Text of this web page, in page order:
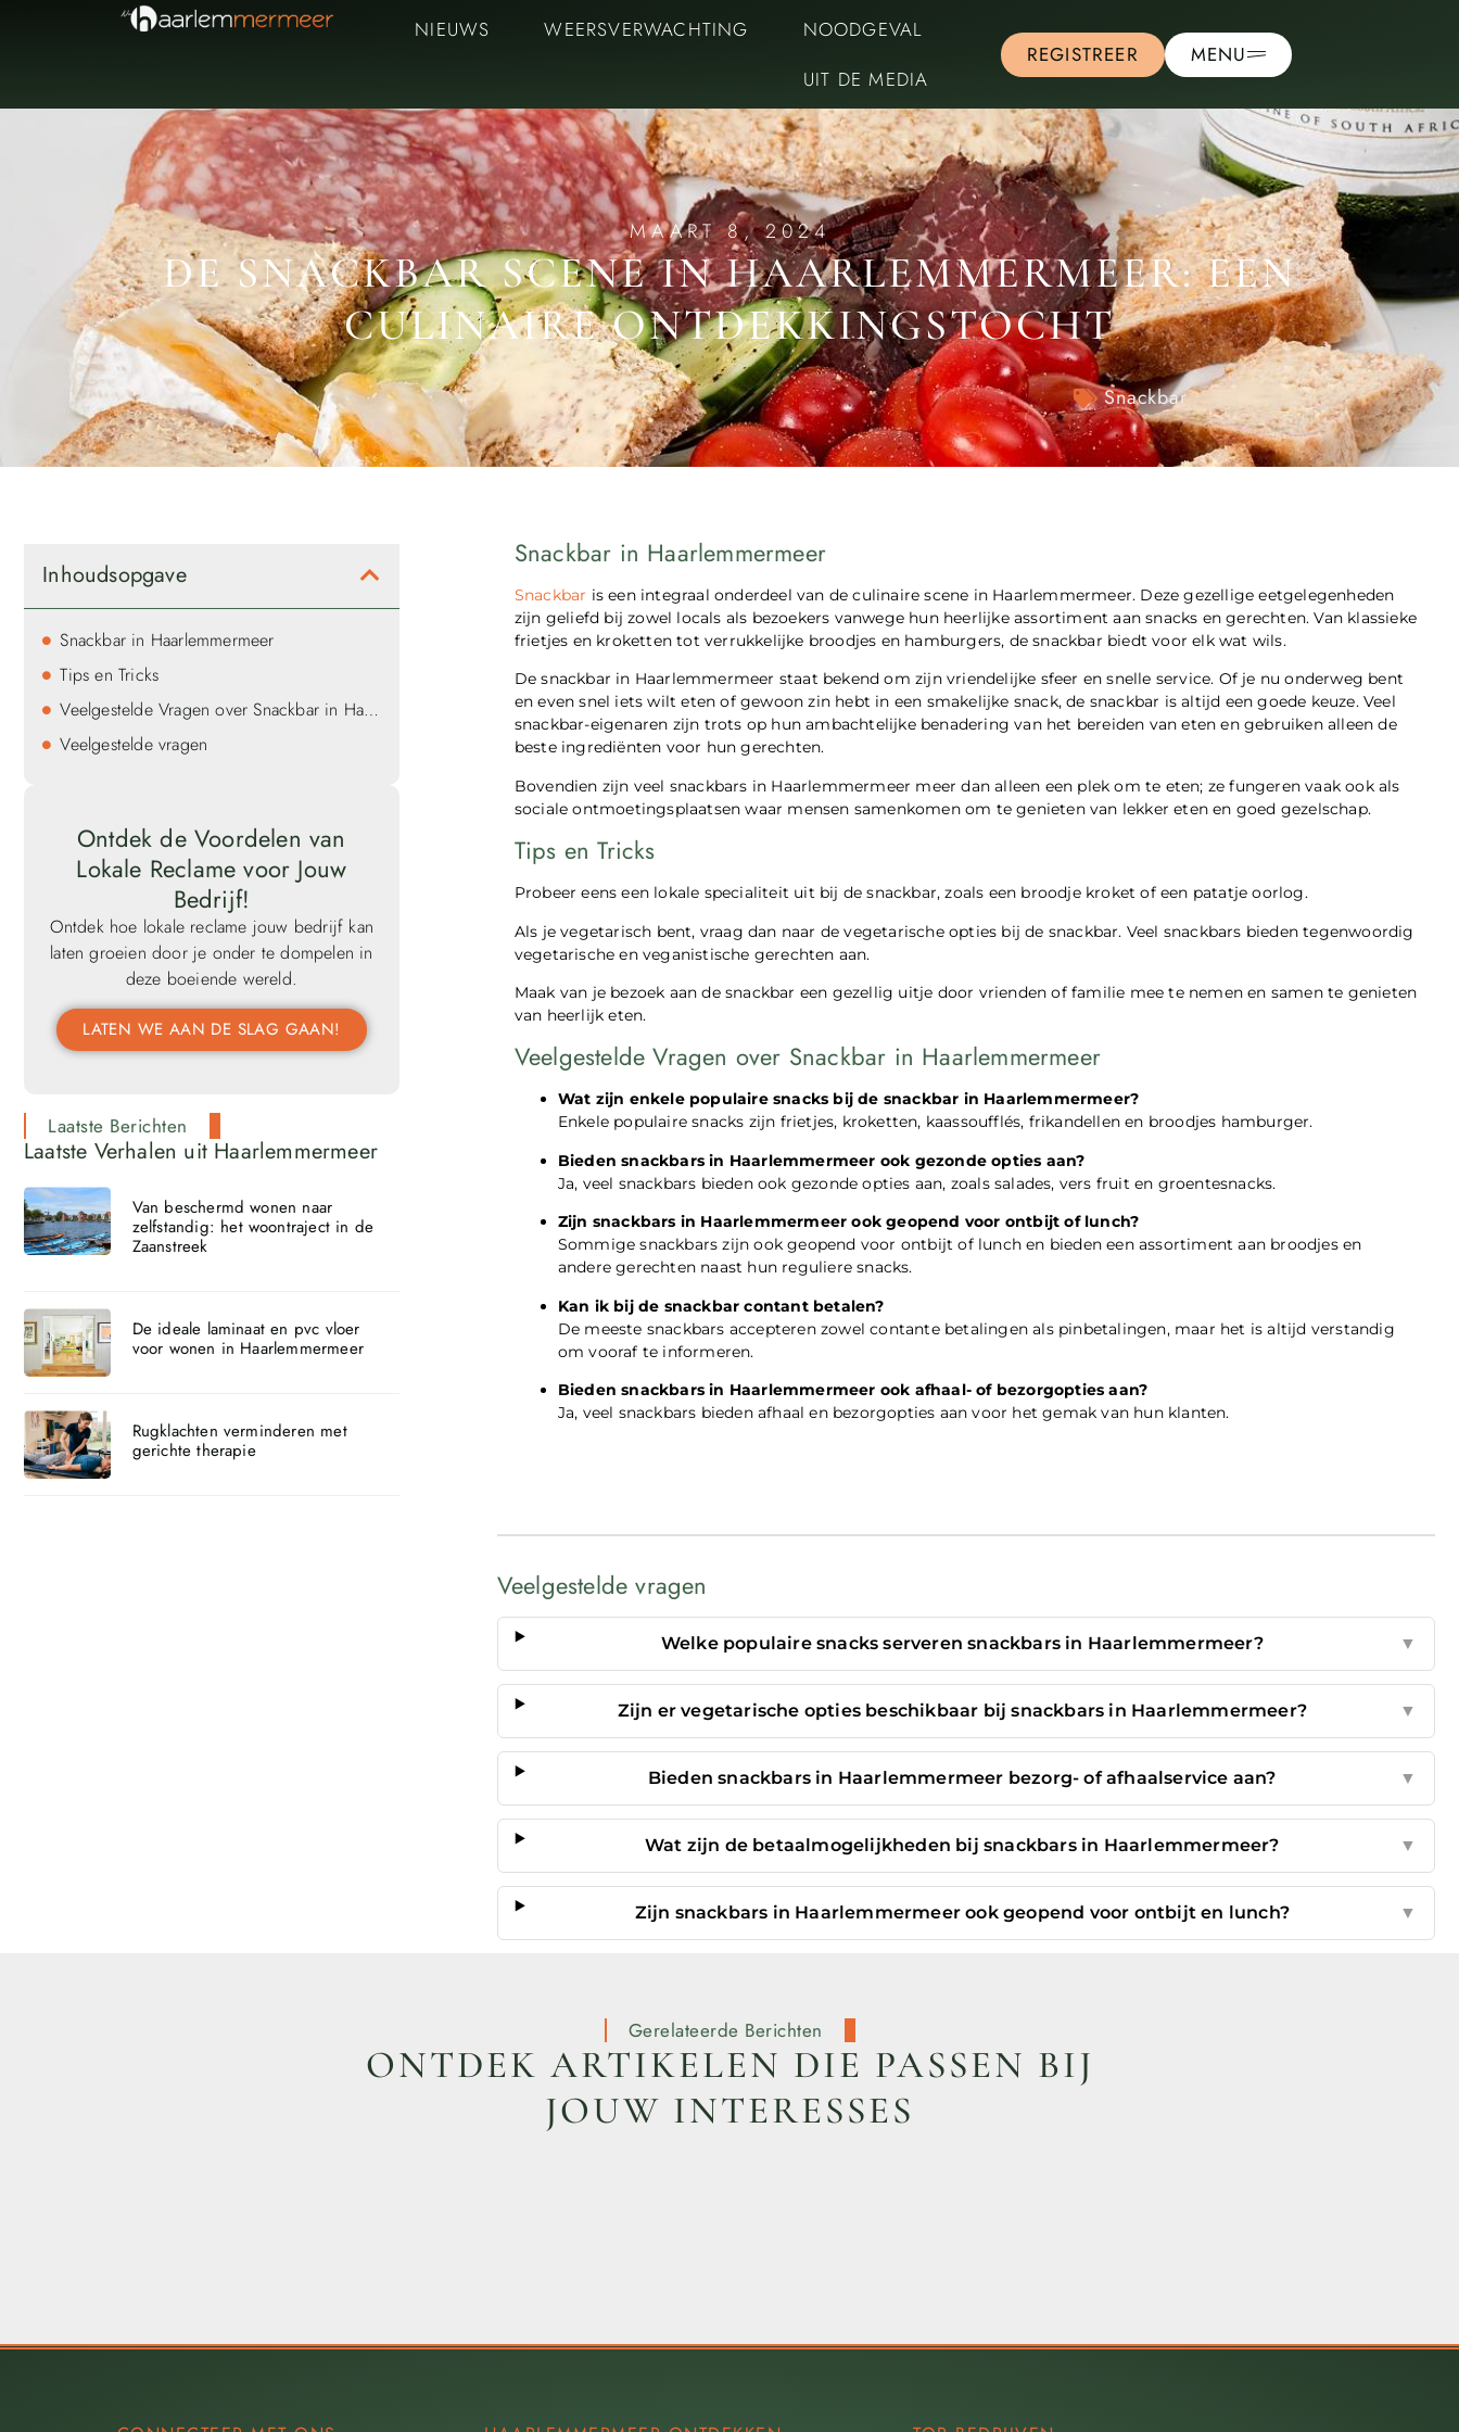
NIEUWS WEERSVERWACHTING
NOODGEVAL
UIT DE MEDIA
REGISTREER MENU
MAART 8, 2024
DE SNACKBAR SCENE IN HAARLEMMERMEER: EEN
CULINAIRE ONTDEKKINGSTOCHT
Snackbar
Snackbar in Haarlemmermeer
Snackbar is een integraal onderdeel van de culinaire scene in Haarlemmermeer. Deze gezellige eetgelegenheden
zijn geliefd bij zowel locals als bezoekers vanwege hun heerlijke assortiment aan snacks en gerechten. Van klassieke
frietjes en kroketten tot verrukkelijke broodjes en hamburgers, de snackbar biedt voor elk wat wils.
De snackbar in Haarlemmermeer staat bekend om zijn vriendelijke sfeer en snelle service. Of je nu onderweg bent
en even snel iets wilt eten of gewoon zin hebt in een smakelijke snack, de snackbar is altijd een goede keuze. Veel
snackbar-eigenaren zijn trots op hun ambachtelijke benadering van het bereiden van eten en gebruiken alleen de
beste ingrediënten voor hun gerechten.
Bovendien zijn veel snackbars in Haarlemmermeer meer dan alleen een plek om te eten; ze fungeren vaak ook als
sociale ontmoetingsplaatsen waar mensen samenkomen om te genieten van lekker eten en goed gezelschap.
Tips en Tricks
Probeer eens een lokale specialiteit uit bij de snackbar, zoals een broodje kroket of een patatje oorlog.
Als je vegetarisch bent, vraag dan naar de vegetarische opties bij de snackbar. Veel snackbars bieden tegenwoordig
vegetarische en veganistische gerechten aan.
Maak van je bezoek aan de snackbar een gezellig uitje door vrienden of familie mee te nemen en samen te genieten
van heerlijk eten.
Veelgestelde Vragen over Snackbar in Haarlemmermeer
Wat zijn enkele populaire snacks bij de snackbar in Haarlemmermeer?
Enkele populaire snacks zijn frietjes, kroketten, kaassoufflés, frikandellen en broodjes hamburger.
Bieden snackbars in Haarlemmermeer ook gezonde opties aan?
Ja, veel snackbars bieden ook gezonde opties aan, zoals salades, vers fruit en groentesnacks.
Zijn snackbars in Haarlemmermeer ook geopend voor ontbijt of lunch?
Sommige snackbars zijn ook geopend voor ontbijt of lunch en bieden een assortiment aan broodjes en
andere gerechten naast hun reguliere snacks.
Kan ik bij de snackbar contant betalen?
De meeste snackbars accepteren zowel contante betalingen als pinbetalingen, maar het is altijd verstandig
om vooraf te informeren.
Bieden snackbars in Haarlemmermeer ook afhaal- of bezorgopties aan?
Ja, veel snackbars bieden afhaal en bezorgopties aan voor het gemak van hun klanten.
Veelgestelde vragen
Welke populaire snacks serveren snackbars in Haarlemmermeer? ▼
Zijn er vegetarische opties beschikbaar bij snackbars in Haarlemmermeer? ▼
Bieden snackbars in Haarlemmermeer bezorg- of afhaalservice aan? ▼
Wat zijn de betaalmogelijkheden bij snackbars in Haarlemmermeer? ▼
Zijn snackbars in Haarlemmermeer ook geopend voor ontbijt en lunch? ▼
Inhoudsopgave
Snackbar in Haarlemmermeer
Tips en Tricks
Veelgestelde Vragen over Snackbar in Haarlemmermeer
Veelgestelde vragen
Ontdek de Voordelen van
Lokale Reclame voor Jouw
Bedrijf!
Ontdek hoe lokale reclame jouw bedrijf kan
laten groeien door je onder te dompelen in
deze boeiende wereld.
LATEN WE AAN DE SLAG GAAN!
Laatste Berichten
Laatste Verhalen uit Haarlemmermeer
Van beschermd wonen naar
zelfstandig: het woontraject in de
Zaanstreek
De ideale laminaat en pvc vloer
voor wonen in Haarlemmermeer
Rugklachten verminderen met
gerichte therapie
Gerelateerde Berichten
ONTDEK ARTIKELEN DIE PASSEN BIJ
JOUW INTERESSES